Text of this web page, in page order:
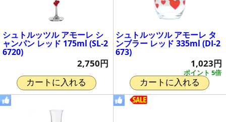
シュトルッツル アモーレ シ
ャンパン レッド 175ml (SL-2
6720)
2,750円
カートに入れる
シュトルッツル アモーレ タ
ンブラー レッド 335ml (DI-2
673)
ポイント 5倍
1,023円
カートに入れる